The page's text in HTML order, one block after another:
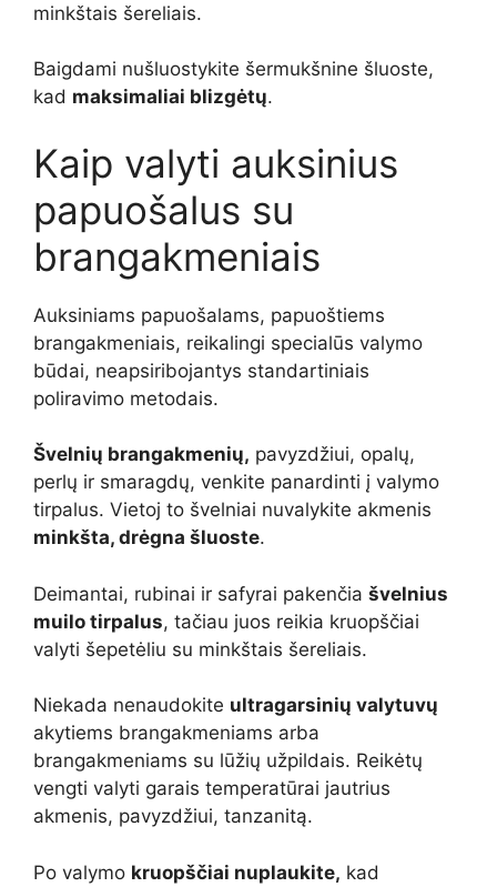
minkštais šereliais.
Baigdami nušluostykite šermukšnine šluoste,
kad maksimaliai blizgėtų.
Kaip valyti auksinius
papuošalus su
brangakmeniais
Auksiniams papuošalams, papuoštiems
brangakmeniais, reikalingi specialūs valymo
būdai, neapsiribojantys standartiniais
poliravimo metodais.
Švelnių brangakmenių, pavyzdžiui, opalų,
perlų ir smaragdų, venkite panardinti į valymo
tirpalus. Vietoj to švelniai nuvalykite akmenis
minkšta, drėgna šluoste.
Deimantai, rubinai ir safyrai pakenčia švelnius
muilo tirpalus, tačiau juos reikia kruopščiai
valyti šepetėliu su minkštais šereliais.
Niekada nenaudokite ultragarsinių valytuvų
akytiems brangakmeniams arba
brangakmeniams su lūžių užpildais. Reikėtų
vengti valyti garais temperatūrai jautrius
akmenis, pavyzdžiui, tanzanitą.
Po valymo kruopščiai nuplaukite, kad